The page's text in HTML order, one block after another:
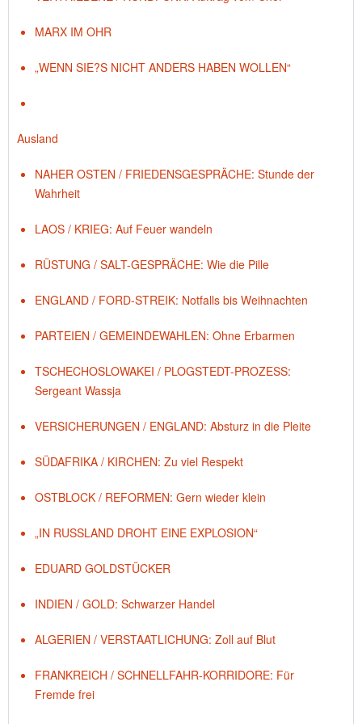
MARX IM OHR
„WENN SIE?S NICHT ANDERS HABEN WOLLEN“
Ausland
NAHER OSTEN / FRIEDENSGESPRÄCHE: Stunde der
Wahrheit
LAOS / KRIEG: Auf Feuer wandeln
RÜSTUNG / SALT-GESPRÄCHE: Wie die Pille
ENGLAND / FORD-STREIK: Notfalls bis Weihnachten
PARTEIEN / GEMEINDEWAHLEN: Ohne Erbarmen
TSCHECHOSLOWAKEI / PLOGSTEDT-PROZESS:
Sergeant Wassja
VERSICHERUNGEN / ENGLAND: Absturz in die Pleite
SÜDAFRIKA / KIRCHEN: Zu viel Respekt
OSTBLOCK / REFORMEN: Gern wieder klein
„IN RUSSLAND DROHT EINE EXPLOSION“
EDUARD GOLDSTÜCKER
INDIEN / GOLD: Schwarzer Handel
ALGERIEN / VERSTAATLICHUNG: Zoll auf Blut
FRANKREICH / SCHNELLFAHR-KORRIDORE: Für
Fremde frei